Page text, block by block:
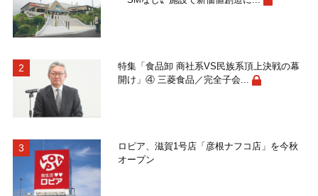
特集「食品卸 商社系VS民族系頂上決戦の幕
開け」④ 三菱食品／完全子会...
ロピア、滋賀1号店「彦根ナフコ店」を今秋
オープン